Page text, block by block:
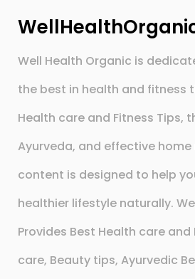
Well Health Organic is
the best in health and fitness
Health care and Fitness Tips,
Ayurveda, and effective home
content is designed to help
healthier lifestyle naturally.
Provides Best Health care and
care, Beauty tips, Ayurvedic